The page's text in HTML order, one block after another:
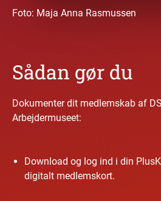
Foto: Maja Anna Rasmussen
Sådan gør du
Dokumenter dit medlemskab af
Arbejdermuseet:
Download og log ind i din
digitalt medlemskort.